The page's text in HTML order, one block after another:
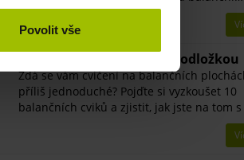
Povolit vše
Tipy na cviky s balanční podložkou
Zdá se vám cvičení na balančních
příliš jednoduché? Pojďte si vyzkoušet 10
balančních cviků a zjistit, jak jste na tom